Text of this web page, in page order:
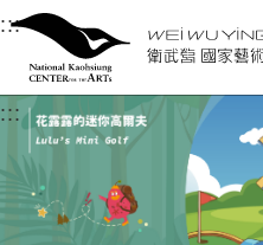
衛武營國家藝術文
中央內容區塊，為本頁主要內容
:::選單連結區塊，此區塊
衛武營國家藝
:::中央內容區塊，為本頁